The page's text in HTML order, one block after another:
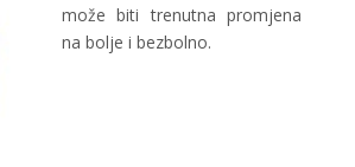
može biti trenutna promjena
na bolje i bezbolno.